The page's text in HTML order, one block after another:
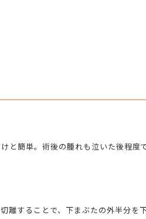
簡単。術後の腫れも泣いた後程
することで、下まぶたの外半分を